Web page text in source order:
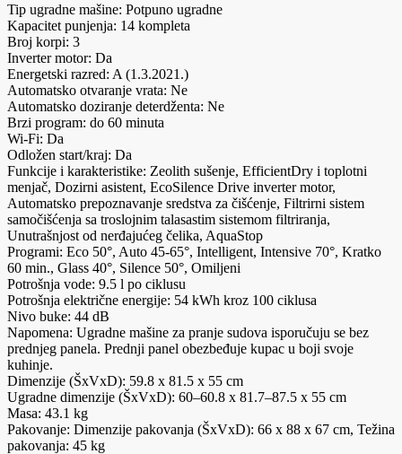
Tip ugradne mašine: Potpuno ugradne
Kapacitet punjenja: 14 kompleta
Broj korpi: 3
Inverter motor: Da
Energetski razred: A (1.3.2021.)
Automatsko otvaranje vrata: Ne
Automatsko doziranje deterdženta: Ne
Brzi program: do 60 minuta
Wi-Fi: Da
Odložen start/kraj: Da
Funkcije i karakteristike: Zeolith sušenje, EfficientDry i toplotni
menjač, Dozirni asistent, EcoSilence Drive inverter motor,
Automatsko prepoznavanje sredstva za čišćenje, Filtrirni sistem
samočišćenja sa troslojnim talasastim sistemom filtriranja,
Unutrašnjost od nerđajućeg čelika, AquaStop
Programi: Eco 50°, Auto 45-65°, Intelligent, Intensive 70°, Kratko
60 min., Glass 40°, Silence 50°, Omiljeni
Potrošnja vode: 9.5 l po ciklusu
Potrošnja električne energije: 54 kWh kroz 100 ciklusa
Nivo buke: 44 dB
Napomena: Ugradne mašine za pranje sudova isporučuju se bez
prednjeg panela. Prednji panel obezbeđuje kupac u boji svoje
kuhinje.
Dimenzije (ŠxVxD): 59.8 x 81.5 x 55 cm
Ugradne dimenzije (ŠxVxD): 60–60.8 x 81.7–87.5 x 55 cm
Masa: 43.1 kg
Pakovanje: Dimenzije pakovanja (ŠxVxD): 66 x 88 x 67 cm, Težina
pakovanja: 45 kg